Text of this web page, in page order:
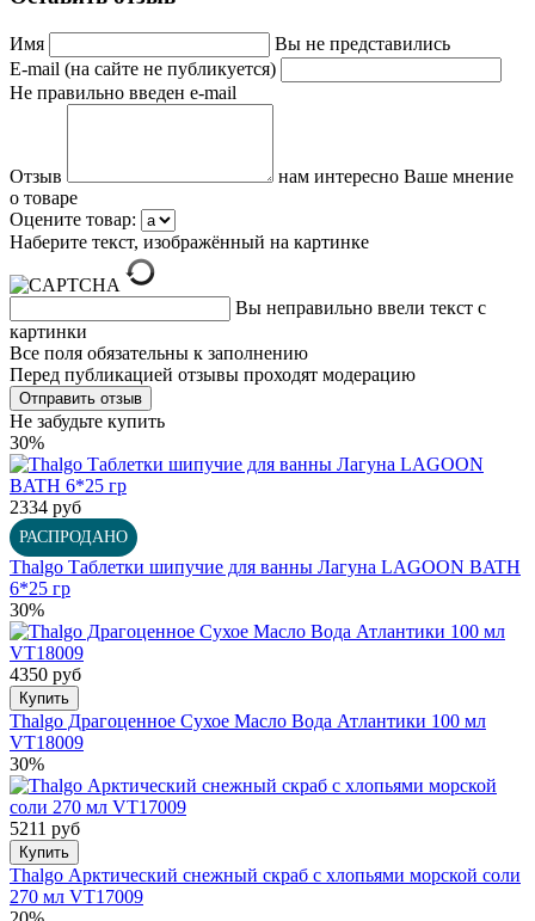
Имя
Вы не представились
E-mail (на сайте не публикуется)
Не правильно введен e-mail
Отзыв
нам интересно Ваше мнение
о товаре
Оцените товар:
Наберите текст, изображённый на картинке
Вы неправильно ввели текст с
картинки
Все поля обязательны к заполнению
Перед публикацией отзывы проходят модерацию
Не забудьте купить
30%
2334 руб
РАСПРОДАНО
Thalgo Таблетки шипучие для ванны Лагуна LAGOON BATH
6*25 гр
30%
4350 руб
Купить
Thalgo Драгоценное Сухое Масло Вода Атлантики 100 мл
VT18009
30%
5211 руб
Купить
Thalgo Арктический снежный скраб с хлопьями морской соли
270 мл VT17009